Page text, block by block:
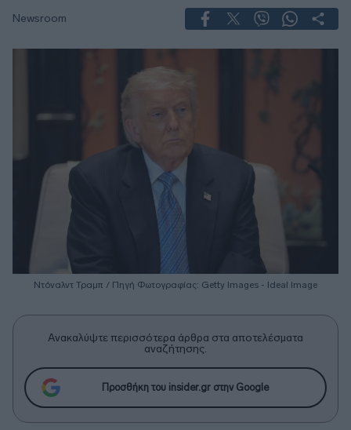
Newsroom
Ντόναλντ Τραμπ / Πηγή Φωτογραφίας: Getty Images - Ideal Image
Ανακαλύψτε περισσότερα άρθρα στα αποτελέσματα
αναζήτησης.
Προσθήκη του insider.gr στην Google